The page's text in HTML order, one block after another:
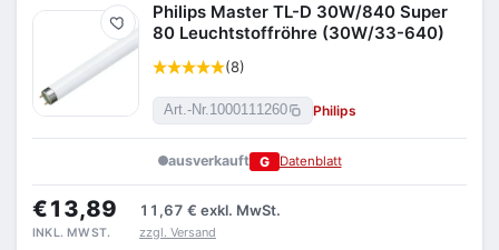
Merken
Philips Master TL-D 30W/840 Super
80 Leuchtstoffröhre (30W/33-640)
(8)
Art.-Nr.1000111260 Philips
ausverkauft G Datenblatt
€13,89 11,67 € exkl. MwSt.
INKL. MWST. zzgl. Versand